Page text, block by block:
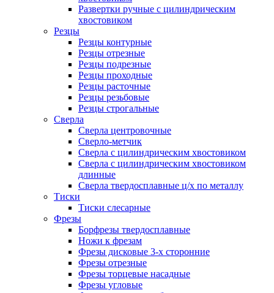
Развертки ручные с цилиндрическим
хвостовиком
Резцы
Резцы контурные
Резцы отрезные
Резцы подрезные
Резцы проходные
Резцы расточные
Резцы резьбовые
Резцы строгальные
Сверла
Сверла центровочные
Сверло-метчик
Сверла с цилиндрическим хвостовиком
Сверла с цилиндрическим хвостовиком
длинные
Сверла твердосплавные ц/х по металлу
Тиски
Тиски слесарные
Фрезы
Борфрезы твердосплавные
Ножи к фрезам
Фрезы дисковые 3-х сторонние
Фрезы отрезные
Фрезы торцевые насадные
Фрезы угловые